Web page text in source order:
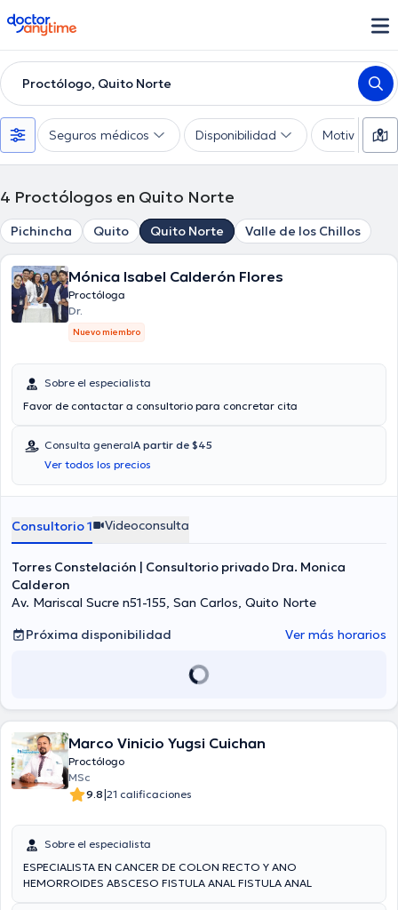
doctoranytime
Proctólogo, Quito Norte
Seguros médicos Disponibilidad Motivo de
4 Proctólogos en Quito Norte
Pichincha Quito Quito Norte Valle de los Chillos
Mónica Isabel Calderón Flores
Proctóloga
Dr.
Nuevo miembro
Sobre el especialista
Favor de contactar a consultorio para concretar cita
Consulta generalA partir de $45
Ver todos los precios
Consultorio 1 Videoconsulta
Torres Constelación | Consultorio privado Dra. Monica
Calderon
Av. Mariscal Sucre n51-155, San Carlos, Quito Norte
Próxima disponibilidad
Ver más horarios
Marco Vinicio Yugsi Cuichan
Proctólogo
MSc
9.8|21 calificaciones
Sobre el especialista
ESPECIALISTA EN CANCER DE COLON RECTO Y ANO
HEMORROIDES ABSCESO FISTULA ANAL FISTULA ANAL